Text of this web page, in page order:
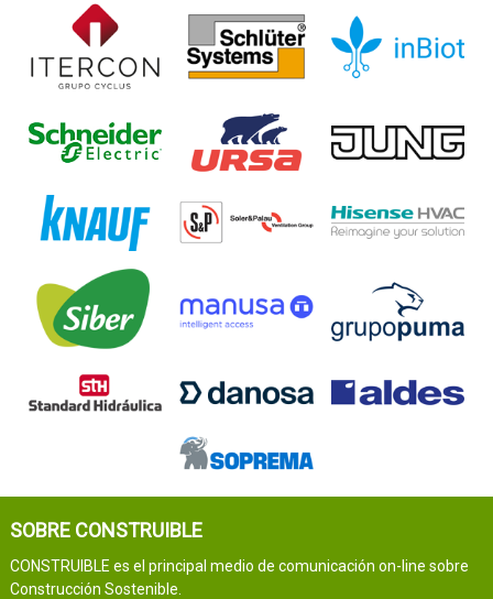
SOBRE CONSTRUIBLE
CONSTRUIBLE es el principal medio de comunicación on-line sobre
Construcción Sostenible.